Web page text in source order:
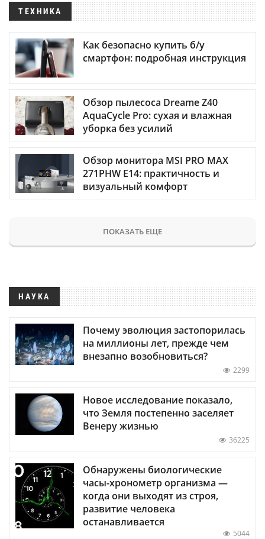
ТЕХНИКА
Как безопасно купить б/у
смартфон: подробная инструкция
Обзор пылесоса Dreame Z40
AquaCycle Pro: сухая и влажная
уборка без усилий
Обзор монитора MSI PRO MAX
271PHW E14: практичность и
визуальный комфорт
ПОКАЗАТЬ ЕЩЕ
НАУКА
Почему эволюция застопорилась
на миллионы лет, прежде чем
внезапно возобновиться?
2299
Новое исследование показало,
что Земля постепенно заселяет
Венеру жизнью
36225
Обнаружены биологические
часы-хронометр организма —
когда они выходят из строя,
развитие человека
останавливается
5044